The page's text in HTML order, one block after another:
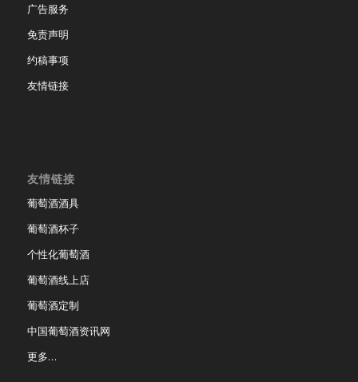
广告服务
免责声明
约稿事项
友情链接
友情链接
葡萄酒酒具
葡萄酒杯子
个性化葡萄酒
葡萄酒线上店
葡萄酒定制
中国葡萄酒资讯网
更多…